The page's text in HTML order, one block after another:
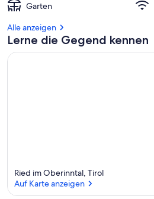
Garten
Alle anzeigen
Lerne die Gegend kennen
Ried im Oberinntal, Tirol
Auf Karte anzeigen